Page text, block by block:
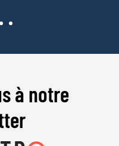
à notre